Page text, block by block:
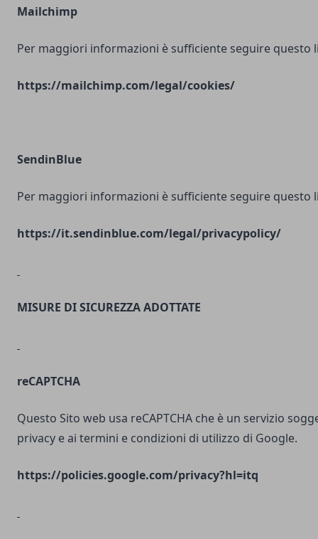
Mailchimp
Per maggiori informazioni è sufficiente seguire questo
https://mailchimp.com/legal/cookies/
SendinBlue
Per maggiori informazioni è sufficiente seguire questo
https://it.sendinblue.com/legal/privacypolicy/
MISURE DI SICUREZZA ADOTTATE
reCAPTCHA
Questo Sito web usa reCAPTCHA che è un servizio
privacy e ai termini e condizioni di utilizzo di Google.
https://policies.google.com/privacy?hl=itq